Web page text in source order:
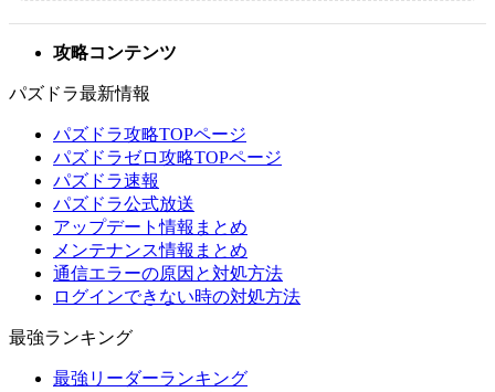
攻略コンテンツ
パズドラ最新情報
パズドラ攻略TOPページ
パズドラゼロ攻略TOPページ
パズドラ速報
パズドラ公式放送
アップデート情報まとめ
メンテナンス情報まとめ
通信エラーの原因と対処方法
ログインできない時の対処方法
最強ランキング
最強リーダーランキング